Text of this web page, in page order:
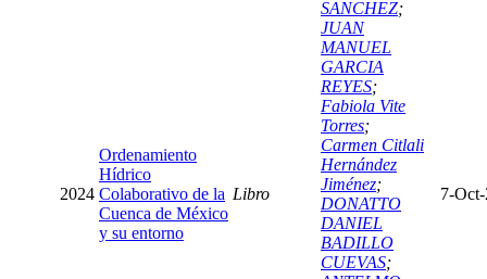
2024
Ordenamiento
Hídrico
Colaborativo de la
Cuenca de México
y su entorno
Libro
SANCHEZ;
JUAN
MANUEL
GARCIA
REYES;
Fabiola Vite
Torres;
Carmen Citlali
Hernández
Jiménez;
DONATTO
DANIEL
BADILLO
CUEVAS;
7-